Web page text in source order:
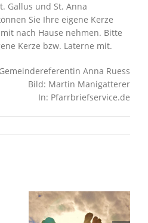
Gallus und St. Anna
Sie Ihre eigene Kerze
nach Hause nehmen. Bitte
Kerze bzw. Laterne mit.
Anna Ruess
Bild: Martin Manigatterer
In: Pfarrbriefservice.de